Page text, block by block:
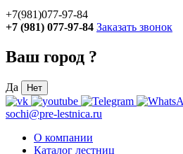
+7(981)077-97-84
+7 (981) 077-97-84 Заказать звонок
Ваш город ?
Да Нет
sochi@pre-lestnica.ru
О компании
Каталог лестниц